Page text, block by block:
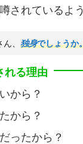
されているよ
ん、独身でしょうか
れる理由
から？
から？
ったから？